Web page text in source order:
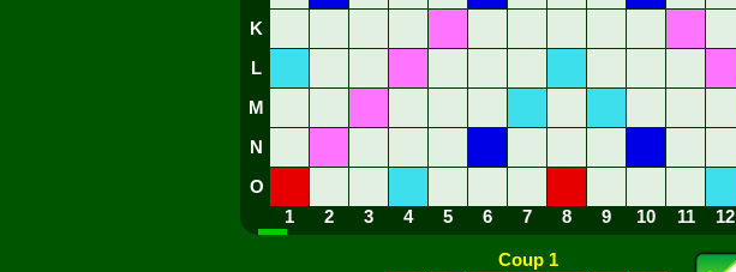
K
L
M
N
O
1
2 3 4 5 6 7 8 9 10 11 12
Coup 1